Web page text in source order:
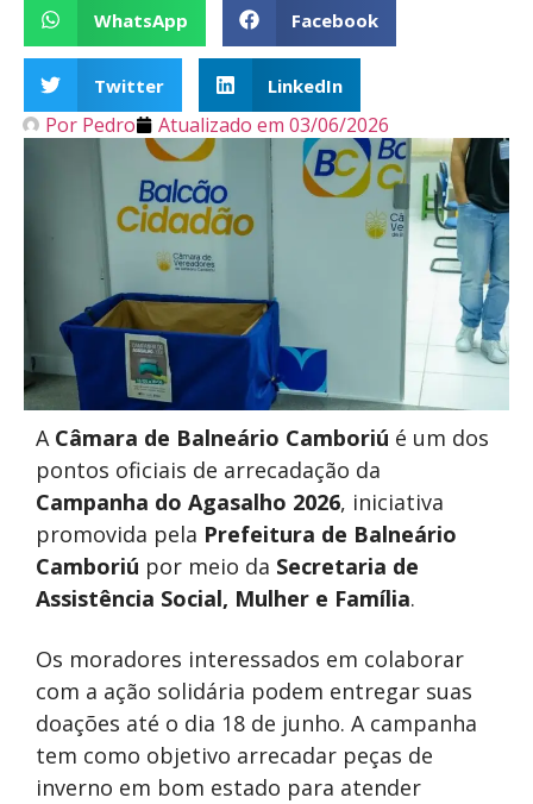
WhatsApp Facebook
Twitter LinkedIn
Por Pedro Atualizado em 03/06/2026
A Câmara de Balneário Camboriú é um dos
pontos oficiais de arrecadação da
Campanha do Agasalho 2026, iniciativa
promovida pela Prefeitura de Balneário
Camboriú por meio da Secretaria de
Assistência Social, Mulher e Família.
Os moradores interessados em colaborar
com a ação solidária podem entregar suas
doações até o dia 18 de junho. A campanha
tem como objetivo arrecadar peças de
inverno em bom estado para atender